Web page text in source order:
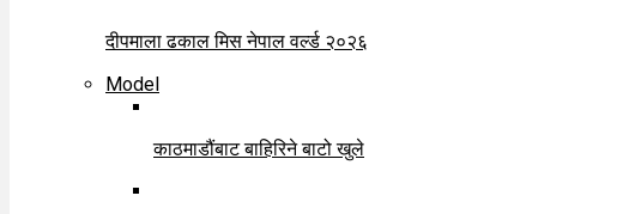
दीपमाला ढकाल मिस नेपाल वर्ल्ड २०२६
Model
काठमाडौंबाट बाहिरिने बाटो खुले